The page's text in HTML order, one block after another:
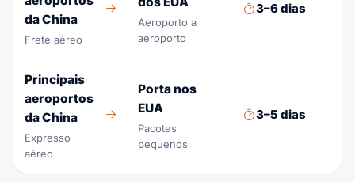
da China
Frete aéreo
Aeroporto a
aeroporto
3–6 dias
Principais
aeroportos
da China
Expresso
aéreo
Porta nos
EUA
Pacotes
pequenos
3–5 dias